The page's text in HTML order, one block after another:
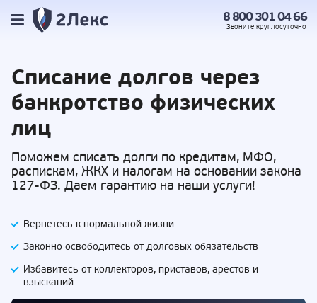
8 800 301 04 66
Звоните круглосуточно
Списание долгов через
банкротство физических
лиц
Поможем списать долги по кредитам, МФО,
распискам, ЖКХ и налогам на основании закона
127-ФЗ. Даем гарантию на наши услуги!
Вернетесь к нормальной жизни
Законно освободитесь от долговых обязательств
Избавитесь от коллекторов, приставов, арестов и
взысканий